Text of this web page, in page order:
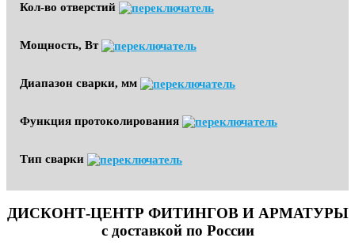
Кол-во отверстий
Мощность, Вт
Диапазон сварки, мм
Функция протоколирования
Тип сварки
ДИСКОНТ-ЦЕНТР ФИТИНГОВ И АРМАТУРЫ
с доставкой по России